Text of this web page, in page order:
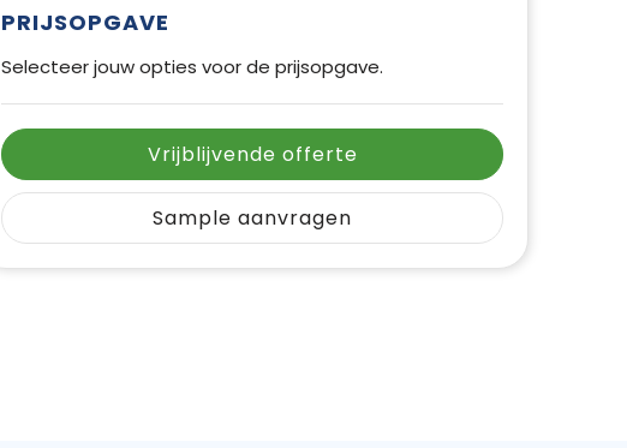
PRIJSOPGAVE
Selecteer jouw opties voor de prijsopgave.
Vrijblijvende offerte
Sample aanvragen